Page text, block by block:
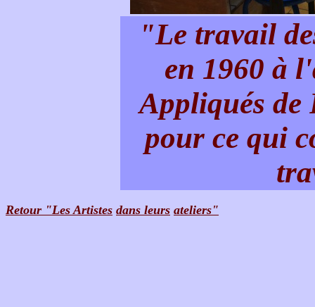
"Le travail
en 1960 à
Appliqués de
pour ce qui
Retour "Les Artistes dans leurs ateliers"